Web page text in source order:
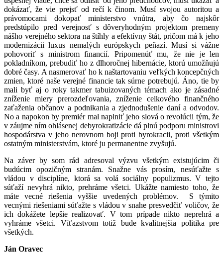
dokázať, že vie prejsť od rečí k činom. Musí svojou autoritou a
právomocami dokopať ministerstvo vnútra, aby čo najskôr
predstúpilo pred verejnosť s dôveryhodným projektom premeny
nášho verejného sektora na štíhly a efektívny štát, pričom má k jeho
modernizácii luxus nemalých európskych peňazí. Musí si vážne
pohovoriť s ministrom financií. Pripomenúť mu, že nie je len
pokladníkom, prebudiť ho z dlhoročnej hibernácie, ktorú umožňujú
dobré časy. A nasmerovať ho k naštartovaniu veľkých koncepčných
zmien, ktoré naše verejné financie tak súrne potrebujú. Áno, tie by
mali byť aj o roky takmer tabuizovaných témach ako je zásadné
zníženie miery prerozdeľovania, zníženie celkového finančného
zaťaženia občanov a podnikania a zjednodušenie daní a odvodov.
No a napokon by premiér mal naplniť jeho slová o revolúcii tým, že
v záujme ním ohlásenej debyrokratizácie dá plnú podporu ministrovi
hospodárstva v jeho nerovnom boji proti byrokracii, proti všetkým
ostatným ministerstvám, ktoré ju permanentne zvyšujú.
Na záver by som rád adresoval výzvu všetkým existujúcim či
budúcim opozičným stranám. Snažne vás prosím, nesúťažte s
vládou v disciplíne, ktorá sa volá sociálny populizmus. V tejto
súťaží nevyhrá nikto, prehráme všetci. Ukážte namiesto toho, že
máte vecné riešenia vyššie uvedených problémov. S týmito
vecnými riešeniami súťažte s vládou v snahe presvedčiť voličov, že
ich dokážete lepšie realizovať. V tom prípade nikto neprehrá a
vyhráme všetci. Víťazstvom totiž bude kvalitnejšia politika pre
všetkých.
Ján Oravec